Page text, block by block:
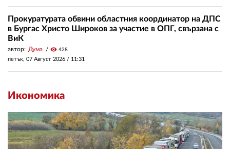
Прокуратурата обвини областния координатор на ДПС
в Бургас Христо Широков за участие в ОПГ, свързана с
ВиК
автор: Дума visibility 428
петък, 07 Август 2026 / 11:31
Икономика